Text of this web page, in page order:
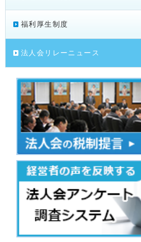
福利厚生制度
法人会リレーニュース